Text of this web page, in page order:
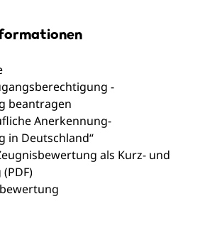
-
beantragen
Anerkennung-
in Deutschland“
als Kurz- und